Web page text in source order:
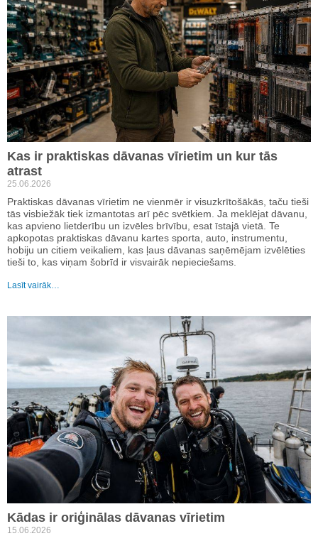
Kas ir praktiskas dāvanas vīrietim un kur tās
atrast
25.06.2026
Praktiskas dāvanas vīrietim ne vienmēr ir visuzkrītošākās, taču tieši
tās visbiežāk tiek izmantotas arī pēc svētkiem. Ja meklējat dāvanu,
kas apvieno lietderību un izvēles brīvību, esat īstajā vietā. Te
apkopotas praktiskas dāvanu kartes sporta, auto, instrumentu,
hobiju un citiem veikaliem, kas ļaus dāvanas saņēmējam izvēlēties
tieši to, kas viņam šobrīd ir visvairāk nepieciešams.
Lasīt vairāk…
Kādas ir oriģinālas dāvanas vīrietim
15.06.2026